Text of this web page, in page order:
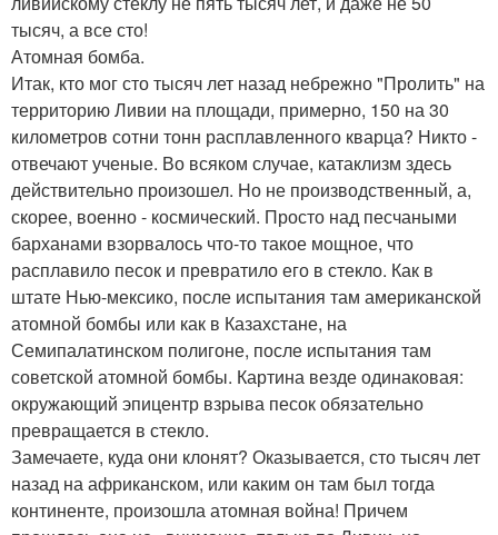
тысяч, а все сто!
Атомная бомба.
Итак, кто мог сто тысяч лет назад небрежно "Пролить" на
территорию Ливии на площади, примерно, 150 на 30
километров сотни тонн расплавленного кварца? Никто -
отвечают ученые. Во всяком случае, катаклизм здесь
действительно произошел. Но не производственный, а,
скорее, военно - космический. Просто над песчаными
барханами взорвалось что-то такое мощное, что
расплавило песок и превратило его в стекло. Как в
штате Нью-мексико, после испытания там американской
атомной бомбы или как в Казахстане, на
Семипалатинском полигоне, после испытания там
советской атомной бомбы. Картина везде одинаковая:
окружающий эпицентр взрыва песок обязательно
превращается в стекло.
Замечаете, куда они клонят? Оказывается, сто тысяч лет
назад на африканском, или каким он там был тогда
континенте, произошла атомная война! Причем